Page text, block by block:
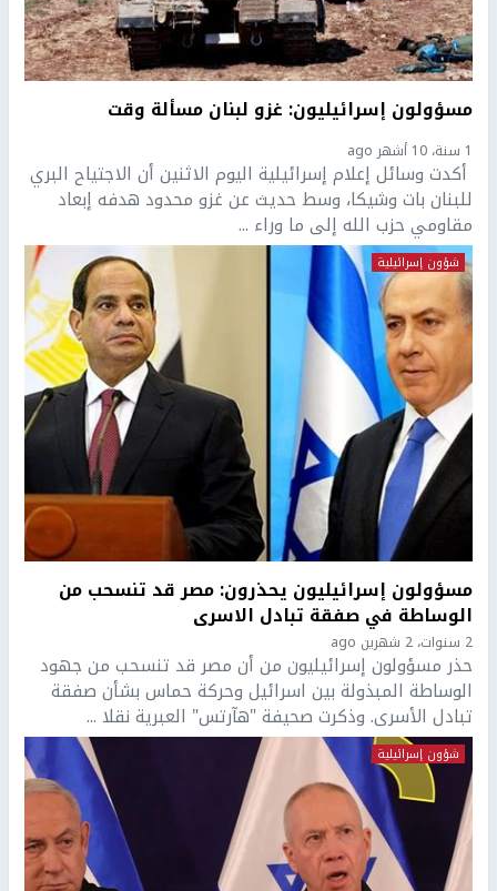
مسؤولون إسرائيليون: غزو لبنان مسألة وقت
1 سنة، 10 أشهر ago
أكدت وسائل إعلام إسرائيلية اليوم الاثنين أن الاجتياح البري
للبنان بات وشيكا، وسط حديث عن غزو محدود هدفه إبعاد
مقاومي حزب الله إلى ما وراء ...
شؤون إسرائيلية
مسؤولون إسرائيليون يحذرون: مصر قد تنسحب من
الوساطة في صفقة تبادل الاسرى
2 سنوات، 2 شهرين ago
حذر مسؤولون إسرائيليون من أن مصر قد تنسحب من جهود
الوساطة المبذولة بين اسرائيل وحركة حماس بشأن صفقة
تبادل الأسرى. وذكرت صحيفة "هآرتس" العبرية نقلا ...
شؤون إسرائيلية